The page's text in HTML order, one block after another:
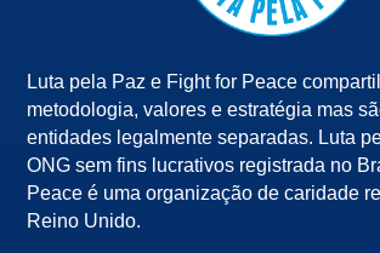
Luta pela Paz e Fight for Peace
metodologia, valores e estratégia mas
entidades legalmente separadas. Luta
ONG sem fins lucrativos registrada no
Peace é uma organização de caridade
Reino Unido.